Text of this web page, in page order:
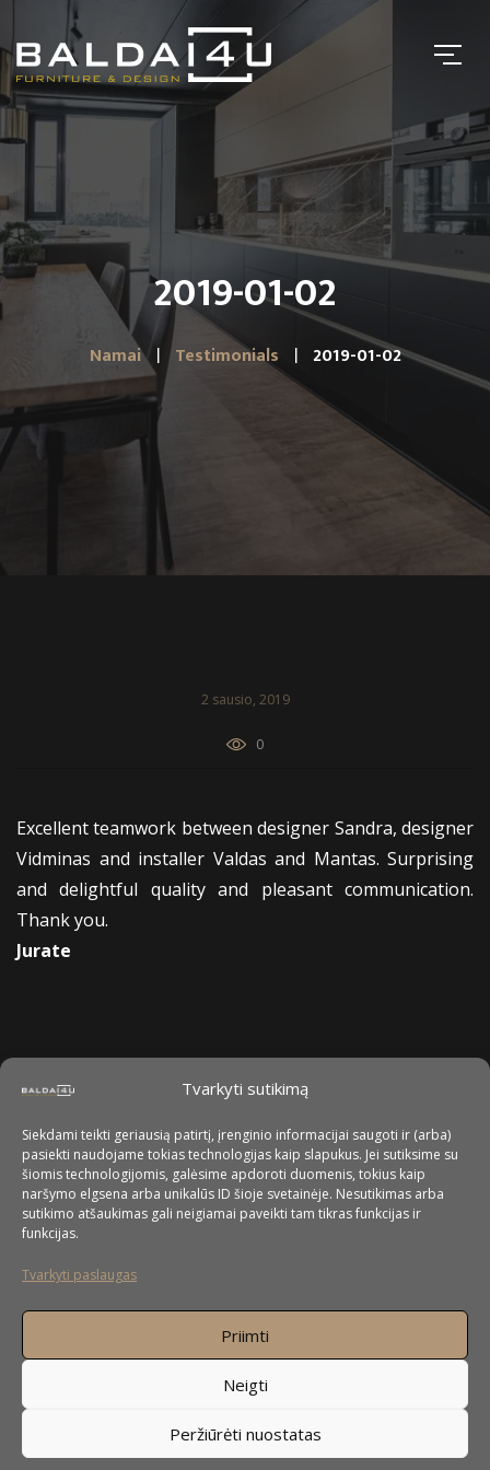
Tvarkyti sutikimą
Siekdami teikti geriausią patirtį, įrenginio informacijai saugoti ir (arba)
pasiekti naudojame tokias technologijas kaip slapukus. Jei sutiksime su
šiomis technologijomis, galėsime apdoroti duomenis, tokius kaip
naršymo elgsena arba unikalūs ID šioje svetainėje. Nesutikimas arba
sutikimo atšaukimas gali neigiamai paveikti tam tikras funkcijas ir
funkcijas.
Tvarkyti paslaugas
Priimti
Neigti
Peržiūrėti nuostatas
2019-01-02
Namai Testimonials 2019-01-02
2 sausio, 2019
0
Excellent teamwork between designer Sandra, designer
Vidminas and installer Valdas and Mantas. Surprising
and delightful quality and pleasant communication.
Thank you.
Jurate